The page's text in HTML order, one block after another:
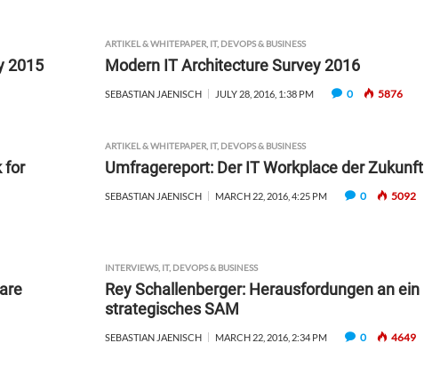
2015
ARTIKEL & WHITEPAPER, IT, DEVOPS & BUSINESS
Modern IT Architecture Survey 2016
SEBASTIAN JAENISCH JULY 28, 2016, 1:38 PM 0 5876
for
ARTIKEL & WHITEPAPER, IT, DEVOPS & BUSINESS
Umfragereport: Der IT Workplace der Zukunft
SEBASTIAN JAENISCH MARCH 22, 2016, 4:25 PM 0 5092
INTERVIEWS, IT, DEVOPS & BUSINESS
Rey Schallenberger: Herausfordungen an ein
strategisches SAM
SEBASTIAN JAENISCH MARCH 22, 2016, 2:34 PM 0 4649